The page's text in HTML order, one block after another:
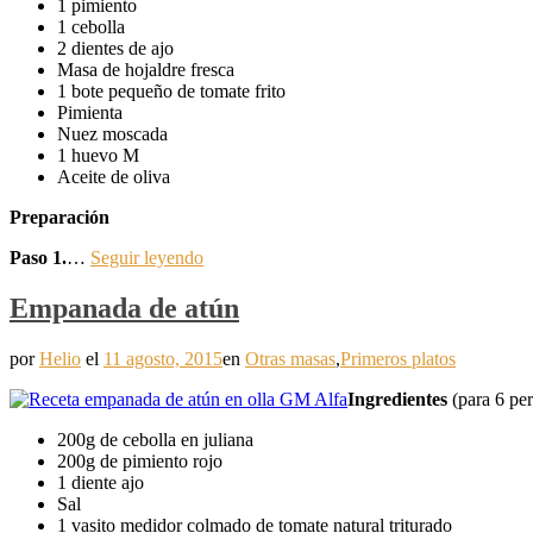
1 pimiento
1 cebolla
2 dientes de ajo
Masa de hojaldre fresca
1 bote pequeño de tomate frito
Pimienta
Nuez moscada
1 huevo M
Aceite de oliva
Preparación
Paso 1.… Seguir leyendo
Empanada de atún
porHelio el 11 agosto, 2015en Otras masas,Primeros platos
Ingredientes (para 6
200g de cebolla en juliana
200g de pimiento rojo
1 diente ajo
Sal
1 vasito medidor colmado de tomate natural triturado